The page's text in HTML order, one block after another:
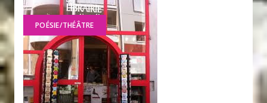
POÉSIE/THÉÂTRE